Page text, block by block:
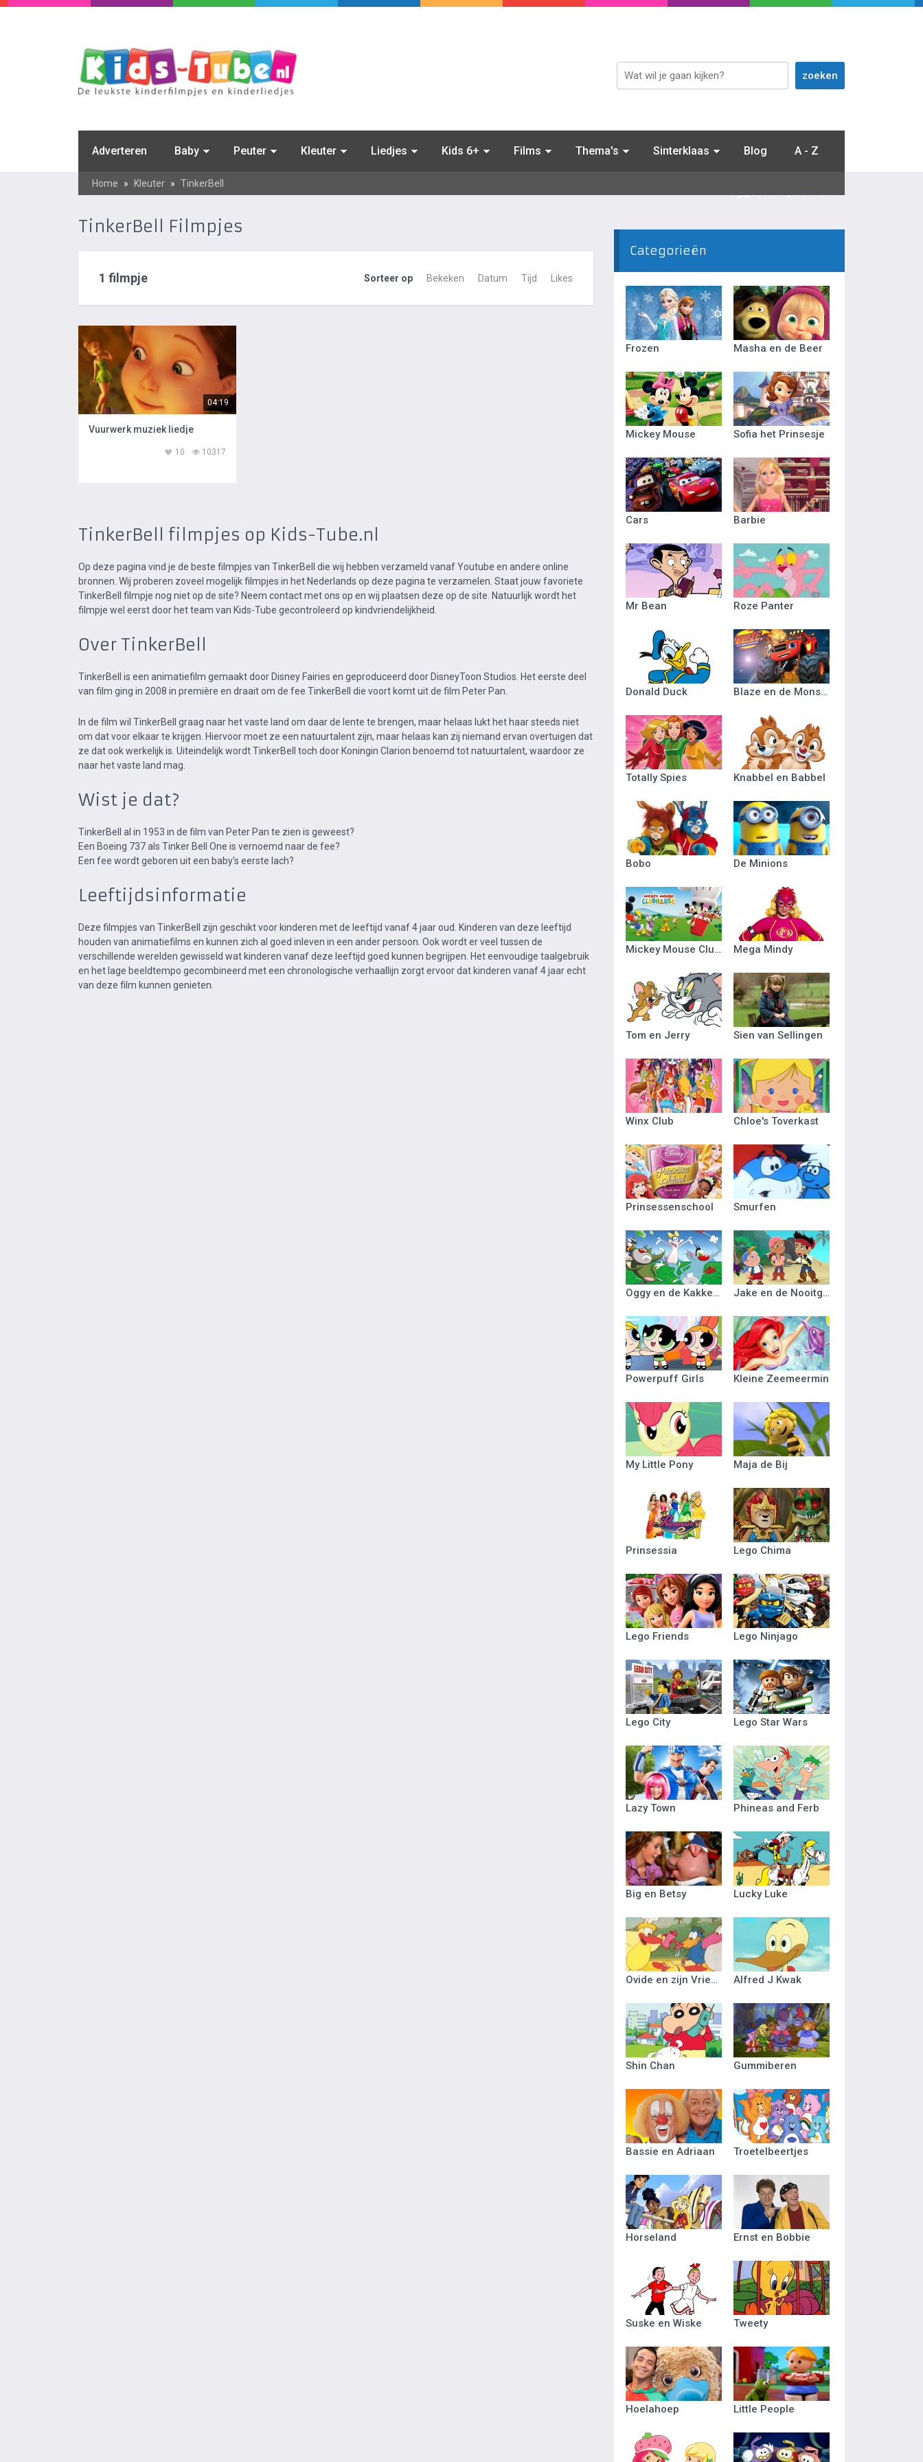
Adverteren Baby Peuter Kleuter Liedjes Kids 6+ Films Thema's Sinterklaas Blog A - Z
Inloggen / Registreren
Home » Kleuter » TinkerBell
TinkerBell Filmpjes
1 filmpje Sorteer op Bekeken Datum Tijd Likes
04:19
Vuurwerk muziek liedje
10317
10
TinkerBell filmpjes op Kids-Tube.nl
Op deze pagina vind je de beste filmpjes van TinkerBell die wij hebben verzameld vanaf Youtube en andere online
bronnen. Wij proberen zoveel mogelijk filmpjes in het Nederlands op deze pagina te verzamelen. Staat jouw favoriete
TinkerBell filmpje nog niet op de site? Neem contact met ons op en wij plaatsen deze op de site. Natuurlijk wordt het
filmpje wel eerst door het team van Kids-Tube gecontroleerd op kindvriendelijkheid.
Over TinkerBell
TinkerBell is een animatiefilm gemaakt door Disney Fairies en geproduceerd door DisneyToon Studios. Het eerste deel
van film ging in 2008 in première en draait om de fee TinkerBell die voort komt uit de film Peter Pan.
In de film wil TinkerBell graag naar het vaste land om daar de lente te brengen, maar helaas lukt het haar steeds niet
om dat voor elkaar te krijgen. Hiervoor moet ze een natuurtalent zijn, maar helaas kan zij niemand ervan overtuigen dat
ze dat ook werkelijk is. Uiteindelijk wordt TinkerBell toch door Koningin Clarion benoemd tot natuurtalent, waardoor ze
naar het vaste land mag.
Wist je dat?
TinkerBell al in 1953 in de film van Peter Pan te zien is geweest?
Een Boeing 737 als Tinker Bell One is vernoemd naar de fee?
Een fee wordt geboren uit een baby’s eerste lach?
Leeftijdsinformatie
Deze filmpjes van TinkerBell zijn geschikt voor kinderen met de leeftijd vanaf 4 jaar oud. Kinderen van deze leeftijd
houden van animatiefilms en kunnen zich al goed inleven in een ander persoon. Ook wordt er veel tussen de
verschillende werelden gewisseld wat kinderen vanaf deze leeftijd goed kunnen begrijpen. Het eenvoudige taalgebruik
en het lage beeldtempo gecombineerd met een chronologische verhaallijn zorgt ervoor dat kinderen vanaf 4 jaar echt
van deze film kunnen genieten.
Categorieën
Frozen Masha en de Beer
Mickey Mouse Sofia het Prinsesje
Cars Barbie
Mr Bean Roze Panter
Donald Duck Blaze en de Monsterwielen
Totally Spies Knabbel en Babbel
Bobo De Minions
Mickey Mouse Clubhuis Mega Mindy
Tom en Jerry Sien van Sellingen
Winx Club Chloe's Toverkast
Prinsessenschool Smurfen
Oggy en de Kakkerlakken Jake en de Nooitgedacht Piraten
Powerpuff Girls Kleine Zeemeermin
My Little Pony Maja de Bij
Prinsessia Lego Chima
Lego Friends Lego Ninjago
Lego City Lego Star Wars
Lazy Town Phineas and Ferb
Big en Betsy Lucky Luke
Ovide en zijn Vriendjes Alfred J Kwak
Shin Chan Gummiberen
Bassie en Adriaan Troetelbeertjes
Horseland Ernst en Bobbie
Suske en Wiske Tweety
Hoelahoep Little People